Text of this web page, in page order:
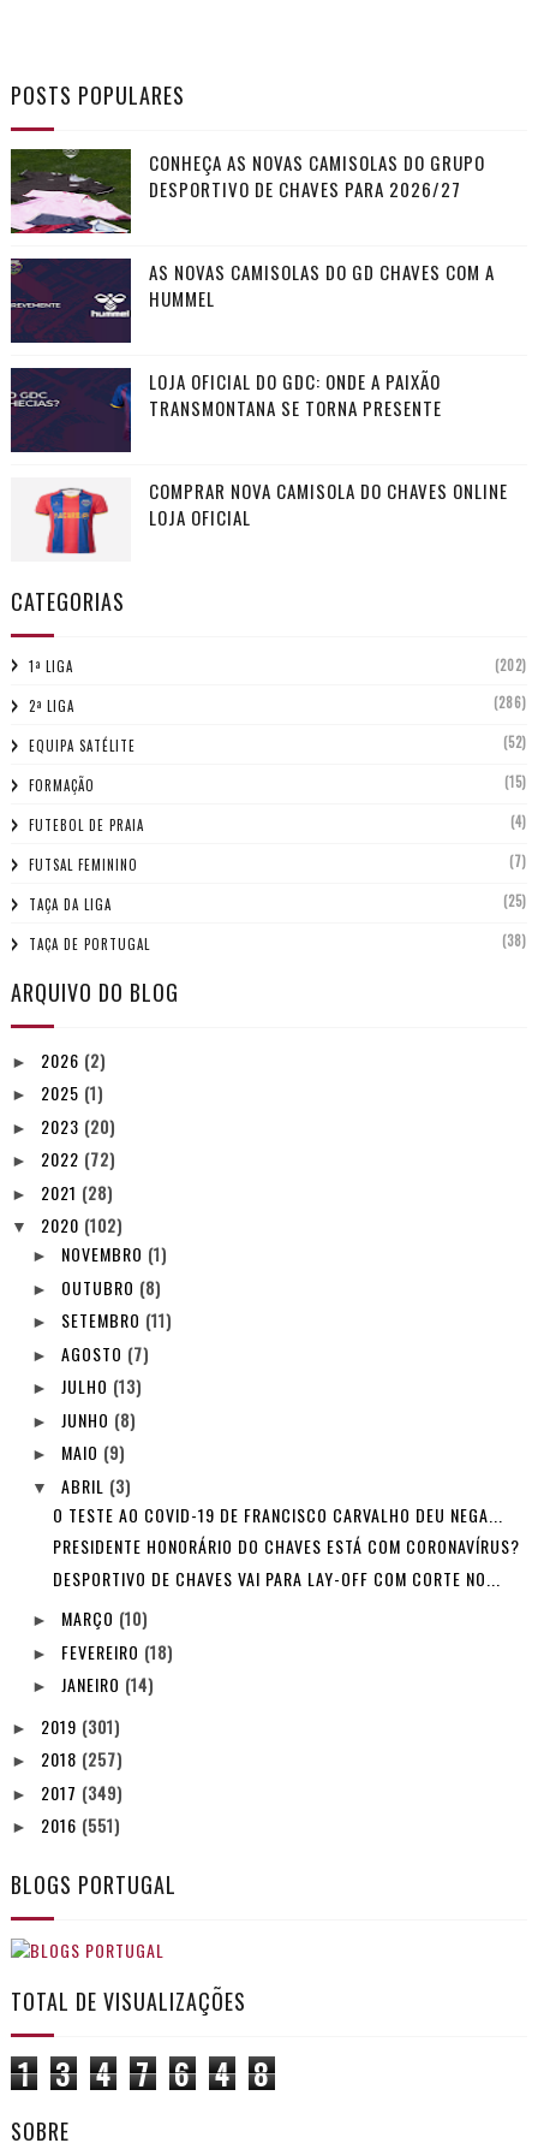
POSTS POPULARES
CONHEÇA AS NOVAS CAMISOLAS DO GRUPO
DESPORTIVO DE CHAVES PARA 2026/27
AS NOVAS CAMISOLAS DO GD CHAVES COM A
HUMMEL
LOJA OFICIAL DO GDC: ONDE A PAIXÃO
TRANSMONTANA SE TORNA PRESENTE
COMPRAR NOVA CAMISOLA DO CHAVES ONLINE
LOJA OFICIAL
CATEGORIAS
1ª LIGA (202)
2ª LIGA (286)
EQUIPA SATÉLITE (52)
FORMAÇÃO (15)
FUTEBOL DE PRAIA (4)
FUTSAL FEMININO (7)
TAÇA DA LIGA (25)
TAÇA DE PORTUGAL (38)
ARQUIVO DO BLOG
► 2026 (2)
► 2025 (1)
► 2023 (20)
► 2022 (72)
► 2021 (28)
▼ 2020 (102)
► NOVEMBRO (1)
► OUTUBRO (8)
► SETEMBRO (11)
► AGOSTO (7)
► JULHO (13)
► JUNHO (8)
► MAIO (9)
▼ ABRIL (3)
O TESTE AO COVID-19 DE FRANCISCO CARVALHO DEU NEGA...
PRESIDENTE HONORÁRIO DO CHAVES ESTÁ COM CORONAVÍRUS?
DESPORTIVO DE CHAVES VAI PARA LAY-OFF COM CORTE NO...
► MARÇO (10)
► FEVEREIRO (18)
► JANEIRO (14)
► 2019 (301)
► 2018 (257)
► 2017 (349)
► 2016 (551)
BLOGS PORTUGAL
TOTAL DE VISUALIZAÇÕES
1 3 4 7 6 4 8
SOBRE